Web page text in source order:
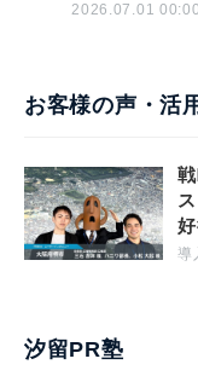
2026.07.01 00:00
お客様の声・活
導
汐留PR塾